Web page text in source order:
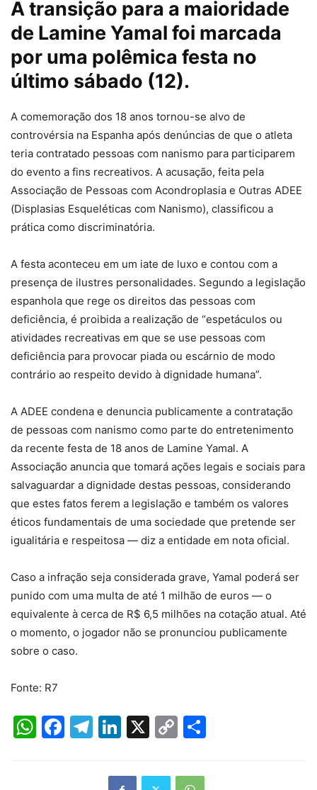
A transição para a maioridade
de Lamine Yamal foi marcada
por uma polêmica festa no
último sábado (12).
A comemoração dos 18 anos tornou-se alvo de
controvérsia na Espanha após denúncias de que o atleta
teria contratado pessoas com nanismo para participarem
do evento a fins recreativos. A acusação, feita pela
Associação de Pessoas com Acondroplasia e Outras ADEE
(Displasias Esqueléticas com Nanismo), classificou a
prática como discriminatória.
A festa aconteceu em um iate de luxo e contou com a
presença de ilustres personalidades. Segundo a legislação
espanhola que rege os direitos das pessoas com
deficiência, é proibida a realização de “espetáculos ou
atividades recreativas em que se use pessoas com
deficiência para provocar piada ou escárnio de modo
contrário ao respeito devido à dignidade humana”.
A ADEE condena e denuncia publicamente a contratação
de pessoas com nanismo como parte do entretenimento
da recente festa de 18 anos de Lamine Yamal. A
Associação anuncia que tomará ações legais e sociais para
salvaguardar a dignidade destas pessoas, considerando
que estes fatos ferem a legislação e também os valores
éticos fundamentais de uma sociedade que pretende ser
igualitária e respeitosa — diz a entidade em nota oficial.
Caso a infração seja considerada grave, Yamal poderá ser
punido com uma multa de até 1 milhão de euros — o
equivalente à cerca de R$ 6,5 milhões na cotação atual. Até
o momento, o jogador não se pronunciou publicamente
sobre o caso.
Fonte: R7
WhatsApp
Facebook
Telegram
LinkedIn
X
Copy